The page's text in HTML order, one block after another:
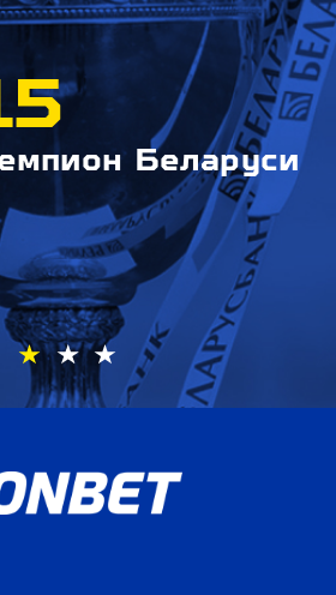
Беларуси